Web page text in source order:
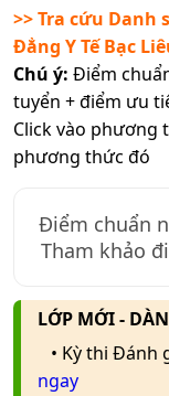
>> Tra cứu Danh
Đẳng Y Tế Bạc
Chú ý: Điểm
tuyển + điểm ưu
Click vào phương
phương thức đó
Điểm chuẩn
Tham khảo
LỚP MỚI -
• Kỳ thi Đánh
ngay